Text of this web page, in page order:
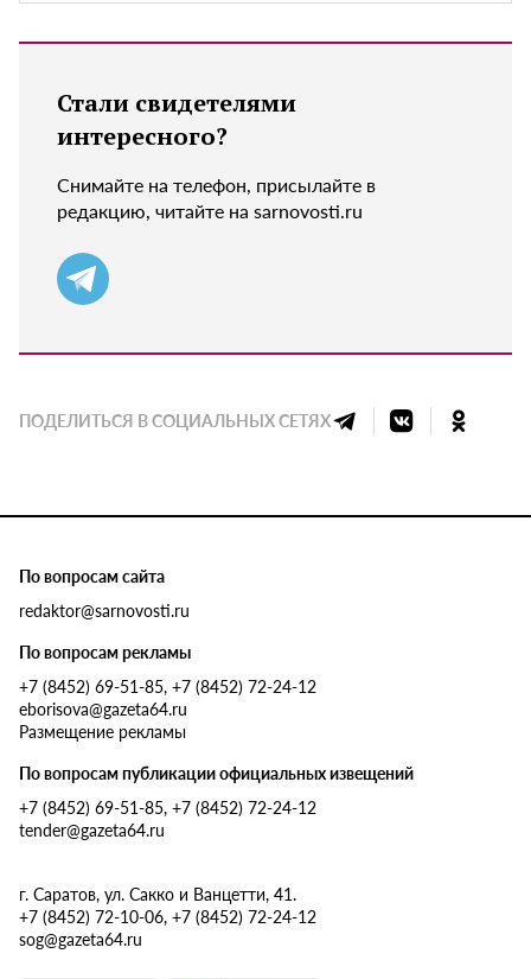
Стали свидетелями
интересного?
Снимайте на телефон, присылайте в
редакцию, читайте на sarnovosti.ru
ПОДЕЛИТЬСЯ В СОЦИАЛЬНЫХ СЕТЯХ
По вопросам сайта
redaktor@sarnovosti.ru
По вопросам рекламы
+7 (8452) 69-51-85, +7 (8452) 72-24-12
eborisova@gazeta64.ru
Размещение рекламы
По вопросам публикации официальных извещений
+7 (8452) 69-51-85, +7 (8452) 72-24-12
tender@gazeta64.ru
г. Саратов, ул. Сакко и Ванцетти, 41.
+7 (8452) 72-10-06, +7 (8452) 72-24-12
sog@gazeta64.ru